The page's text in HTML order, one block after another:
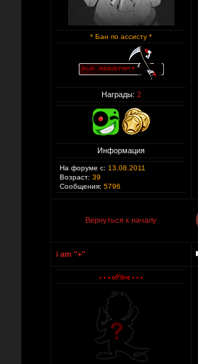
* Бан по ассисту *
Награды: 2
Информация
На форуме с: 13.08.2011
Возраст: 39
Сообщения: 5796
Вернуться к началу
i am "+"